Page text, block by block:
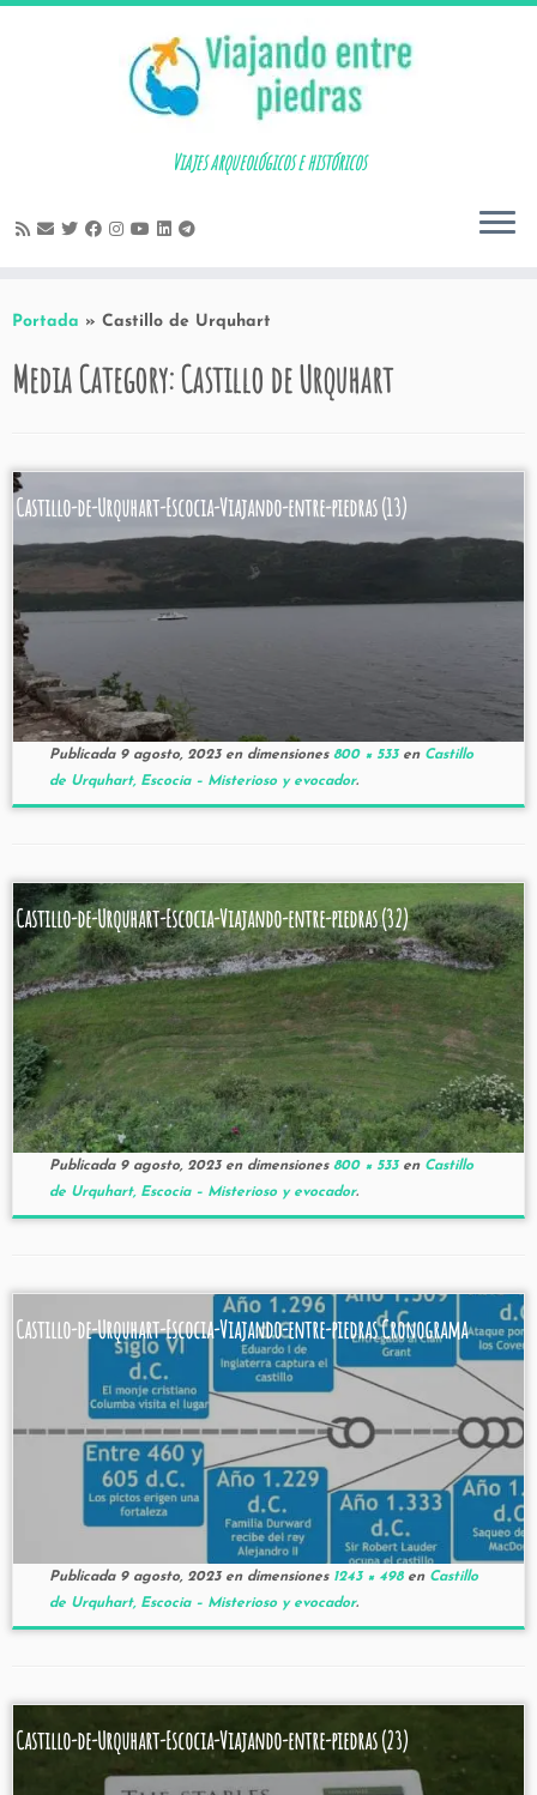
Skip
Viajes arqueológicos e históricos
Portada » Castillo de Urquhart
Media Category:Castillo de Urquhart
Castillo-de-Urquhart-Escocia-Viajando-entre-piedras (13)
Publicada 9 agosto, 2023en dimensiones800 × 533enCastillo
de Urquhart, Escocia – Misterioso y evocador.
Castillo-de-Urquhart-Escocia-Viajando-entre-piedras (32)
Publicada 9 agosto, 2023en dimensiones800 × 533enCastillo
de Urquhart, Escocia – Misterioso y evocador.
Castillo-de-Urquhart-Escocia-Viajando-entre-piedras Cronograma
Publicada 9 agosto, 2023en dimensiones1243 × 498enCastillo
de Urquhart, Escocia – Misterioso y evocador.
Castillo-de-Urquhart-Escocia-Viajando-entre-piedras (23)